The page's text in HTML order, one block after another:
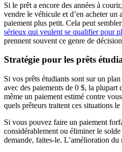
Si le prêt a encore des années à
vendre le véhicule et d’en acheter un
paiement plus petit. Cela peut
sérieux qui veulent se qualifier pour
prennent souvent ce genre de
Stratégie pour les prêts
Si vos prêts étudiants sont sur un
avec des paiements de 0 $, la plupart
même un paiement estimé contre
quels prêteurs traitent ces situations
Si vous pouvez faire un paiement
considérablement ou éliminer le
demande, faites-le. L’amélioration du